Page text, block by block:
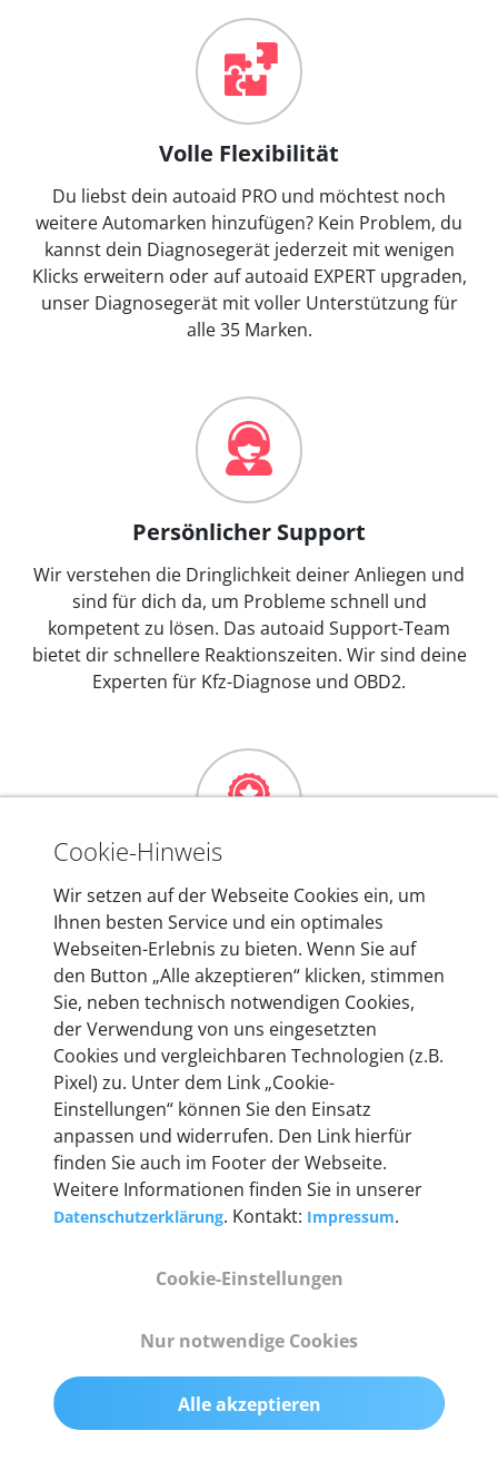
Volle Flexibilität
Du liebst dein autoaid PRO und möchtest noch
weitere Automarken hinzufügen? Kein Problem, du
kannst dein Diagnosegerät jederzeit mit wenigen
Klicks erweitern oder auf autoaid EXPERT upgraden,
unser Diagnosegerät mit voller Unterstützung für
alle 35 Marken.
Persönlicher Support
Wir verstehen die Dringlichkeit deiner Anliegen und
sind für dich da, um Probleme schnell und
kompetent zu lösen. Das autoaid Support-Team
bietet dir schnellere Reaktionszeiten. Wir sind deine
Experten für Kfz-Diagnose und OBD2.
Mehr als 10 Jahre Erfahrung
In den Kfz-Diagnosegeräten von autoaid stecken
mehr als 10 Jahre Erfahrung, und auch in Zukunft
entwickeln wir unsere Produkte am Standort in
Berlin laufend weiter. Auf diese Qualität vertrauen
heute mehr als 60.000 Privatkunden und
Unternehmen.
Technische Details &
Gewicht
Cookie-Hinweis
Wir setzen auf der Webseite Cookies ein, um
Ihnen besten Service und ein optimales
Webseiten-Erlebnis zu bieten. Wenn Sie auf
den Button „Alle akzeptieren“ klicken, stimmen
Sie, neben technisch notwendigen Cookies,
der Verwendung von uns eingesetzten
Cookies und vergleichbaren Technologien (z.B.
Pixel) zu. Unter dem Link „Cookie-
Einstellungen“ können Sie den Einsatz
anpassen und widerrufen. Den Link hierfür
finden Sie auch im Footer der Webseite.
Weitere Informationen finden Sie in unserer
Datenschutzerklärung. Kontakt: Impressum.
Cookie-Einstellungen
Nur notwendige Cookies
Alle akzeptieren